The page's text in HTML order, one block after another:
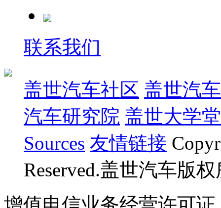
联系我们
盖世汽车社区 盖世汽
汽车研究院 盖世大学堂
Sources 友情链接
Reserved.盖世汽车版